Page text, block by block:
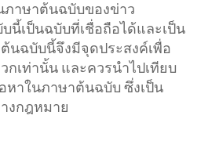
ภาษาต้นฉบับของข่าว
นี้เป็นฉบับที่เชื่อถือได้และเป็น
นฉบับนี้จึงมีจุดประสงค์เพื่อ
กเท่านั้น และควรนำไปเทียบ
หาในภาษาต้นฉบับ ซึ่งเป็น
งกฎหมาย